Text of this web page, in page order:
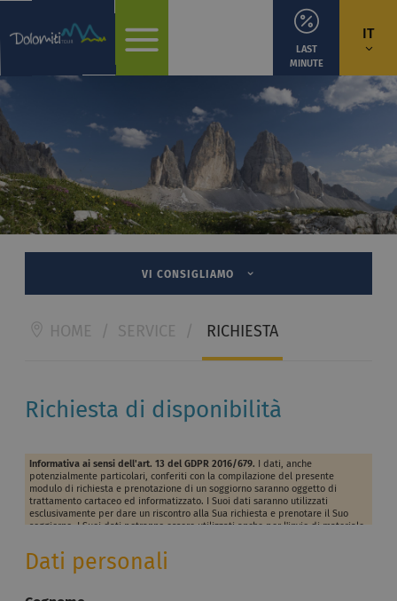
IT
LAST
MINUTE
VI CONSIGLIAMO
HOME / SERVICE / RICHIESTA
Richiesta di disponibilità
Informativa ai sensi dell'art. 13 del GDPR 2016/679. I dati, anche
potenzialmente particolari, conferiti con la compilazione del presente
modulo di richiesta e prenotazione di un soggiorno saranno oggetto di
trattamento cartaceo ed informatizzato. I Suoi dati saranno utilizzati
esclusivamente per dare un riscontro alla Sua richiesta e prenotare il Suo
soggiorno. I Suoi dati potranno essere utilizzati anche per l'invio di materiale
potranno essere comunicati alle strutture alberghiere che presentano
caratteristiche pertinenti alla sua richiesta. Titolare del trattamento è Altea
Software Srl, cui potrà rivolgersi per l'esercizio dei Suoi diritti, tra cui
Dati personali